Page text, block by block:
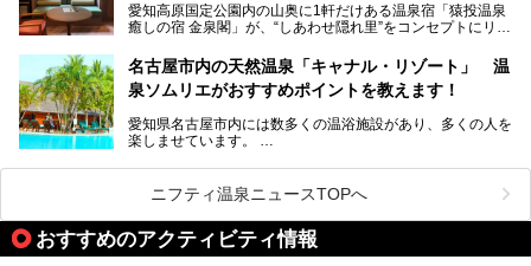
さっそく取材してきました！
愛知高原国定公園内の山奥に1軒だけある温泉宿「猿投温泉
癒しの宿 金泉閣」が、“しあわせ隠れ里”をコンセプトにリニ
天然ラドン温泉が堪能できるお風呂や、新設・改装された客
室、地元の食材と温泉水で作られたお料理……。
ご紹介します。
名古屋市内の天然温泉「キャナル・リゾート」 温
泉ソムリエがおすすめポイントを教えます！
愛知県名古屋市内には数多くの温浴施設があり、多くの人を
楽しませています。
ムリエの目線で紹介していきます！
名古屋市内にはスーパー銭湯や日帰り温泉が多く、「どこに
行こうかな？」と悩んでしまう方も多いと思います。
ぜひこの記事を参考にして「キャナル・リゾート」に出かけ
てみるのはいかがでしょうか？
ニフティ温泉ニュースTOPへ
おすすめのアクティビティ情報